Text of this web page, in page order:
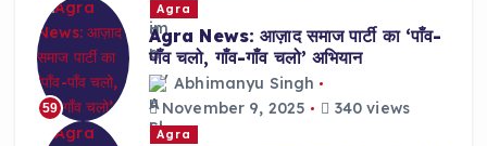
59
Agra
Agra News: आज़ाद समाज पार्टी का ‘पाँव-
पाँव चलो, गाँव-गाँव चलो’ अभियान
Abhimanyu Singh
November 9, 2025
340 views
Agra